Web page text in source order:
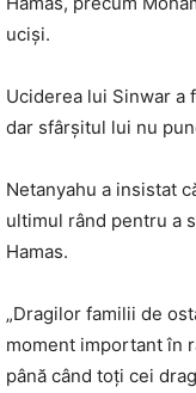
uciși.
Uciderea lui Sinwar a
dar sfârşitul lui nu
Netanyahu a insistat
ultimul rând pentru a
Hamas.
„Dragilor familii de
moment important în
până când toți cei